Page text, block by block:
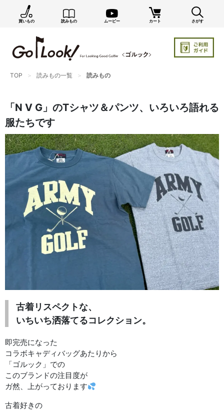
買いもの 読みもの ムービー カート さがす
TOP 読みもの一覧 読みもの
「N V G」のTシャツ＆パンツ、いろいろ語れる
服たちです
古着リスペクトな、
いちいち洒落てるコレクション。
即完売になった
コラボキャディバッグあたりから
「ゴルック」での
このブランドの注目度が
ガ然、上がっております
古着好きの
×
GO/LOOK! からのお知らせ（受信設定）
新商品情報や編集部のオススメ、オトクな情報・買い
まだご登録でない方はぜひ！
編集部セレクトのスタイル提案・お得情報（ダイレクトメール）
カートに残っている商品のお知らせ（買い忘れ通知）
お知らせを受け取る
いつでもメール内のリンクから配信停止できます